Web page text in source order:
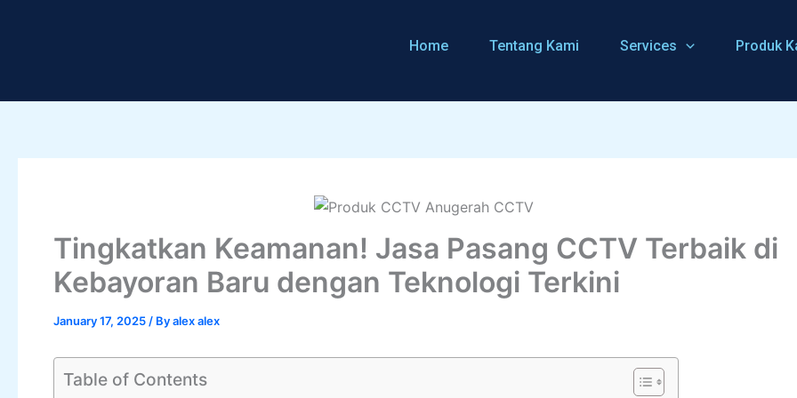
Home Tentang Kami Services Produk
Tingkatkan Keamanan! Jasa Pasang CCTV Terbaik di
Kebayoran Baru dengan Teknologi Terkini
January 17, 2025 / Byalex alex
Table of Contents